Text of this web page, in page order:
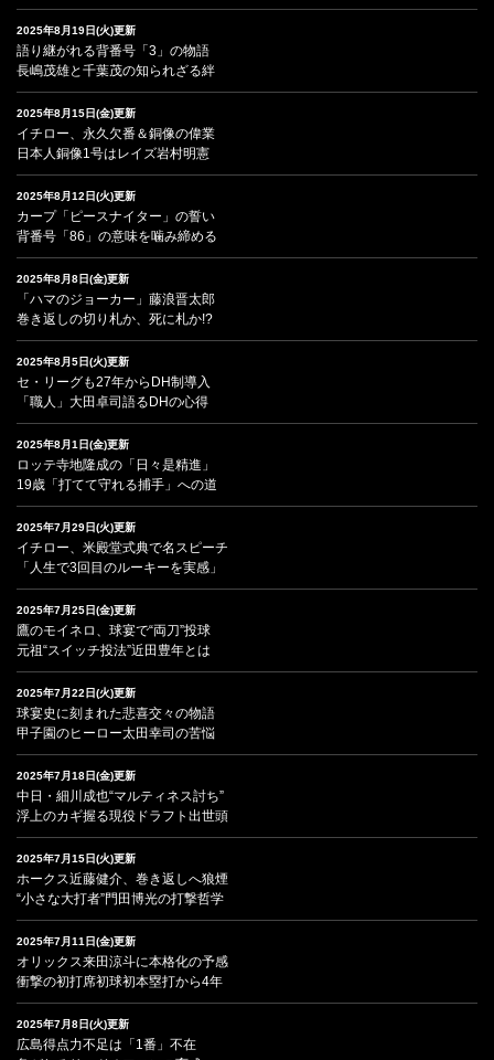
2025年8月19日(火)更新
語り継がれる背番号「3」の物語
長嶋茂雄と千葉茂の知られざる絆
2025年8月15日(金)更新
イチロー、永久欠番＆銅像の偉業
日本人銅像1号はレイズ岩村明憲
2025年8月12日(火)更新
カープ「ピースナイター」の誓い
背番号「86」の意味を噛み締める
2025年8月8日(金)更新
「ハマのジョーカー」藤浪晋太郎
巻き返しの切り札か、死に札か!?
2025年8月5日(火)更新
セ・リーグも27年からDH制導入
「職人」大田卓司語るDHの心得
2025年8月1日(金)更新
ロッテ寺地隆成の「日々是精進」
19歳「打てて守れる捕手」への道
2025年7月29日(火)更新
イチロー、米殿堂式典で名スピーチ
「人生で3回目のルーキーを実感」
2025年7月25日(金)更新
鷹のモイネロ、球宴で“両刀”投球
元祖“スイッチ投法”近田豊年とは
2025年7月22日(火)更新
球宴史に刻まれた悲喜交々の物語
甲子園のヒーロー太田幸司の苦悩
2025年7月18日(金)更新
中日・細川成也“マルティネス討ち”
浮上のカギ握る現役ドラフト出世頭
2025年7月15日(火)更新
ホークス近藤健介、巻き返しへ狼煙
“小さな大打者”門田博光の打撃哲学
2025年7月11日(金)更新
オリックス来田涼斗に本格化の予感
衝撃の初打席初球初本塁打から4年
2025年7月8日(火)更新
広島得点力不足は「1番」不在